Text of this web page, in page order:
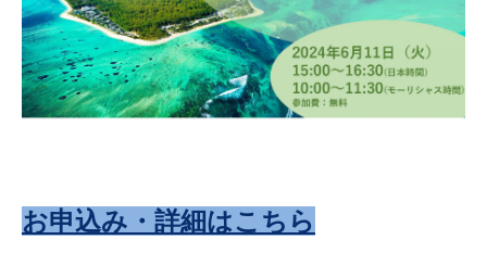
お申込み・詳細はこちら